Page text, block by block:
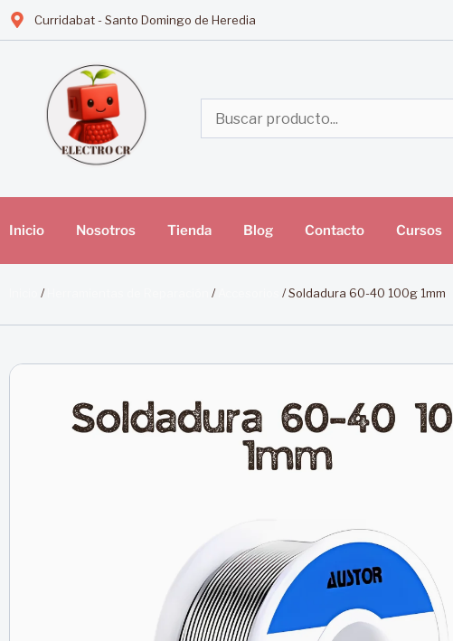
Curridabat - Santo Domingo de Heredia
Inicio Nosotros Tienda Blog Contacto Cursos
/ / / Soldadura 60-40 100g 1mm